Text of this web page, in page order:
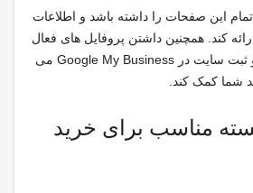
این صفحات را داشته باشد و اطلاعات
کند. همچنین داشتن پروفایل های فعال
در شبکه های اجتماعی و ثبت سایت در Google My Business می
شما کمک کند.
مناسب برای خرید